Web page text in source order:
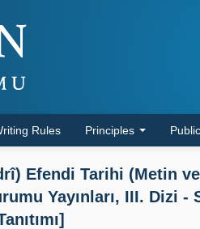
Rules Principles
Efendi Tarihi (Metin ve
Yayınları, III. Dizi -